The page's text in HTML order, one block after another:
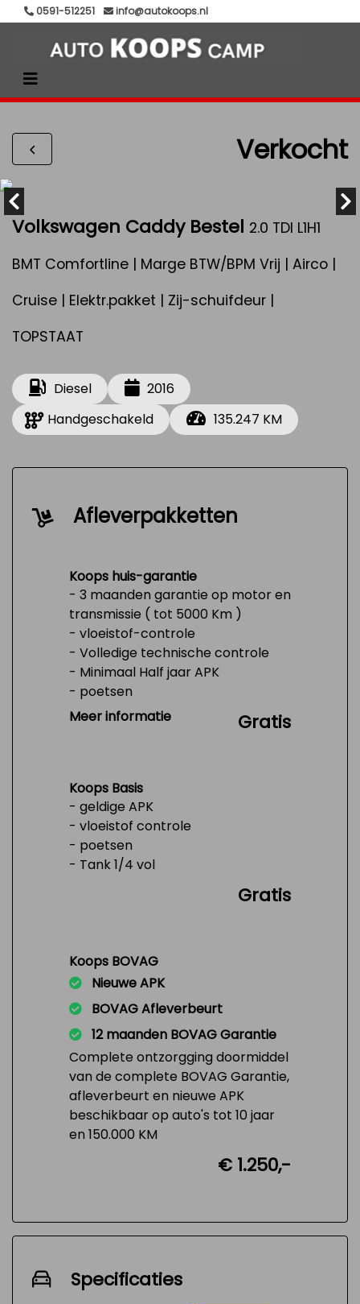
0591-512251 info@autokoops.nl
Verkocht
Volkswagen Caddy Bestel 2.0 TDI L1H1
BMT Comfortline | Marge BTW/BPM Vrij | Airco |
Cruise | Elektr.pakket | Zij-schuifdeur |
TOPSTAAT
Diesel
2016
Handgeschakeld
135.247 KM
Afleverpakketten
Koops huis-garantie
- 3 maanden garantie op motor en
transmissie ( tot 5000 Km )
- vloeistof-controle
- Volledige technische controle
- Minimaal Half jaar APK
- poetsen
- Tank 1/4 vol
Meer informatie Gratis
Koops Basis
- geldige APK
- vloeistof controle
- poetsen
- Tank 1/4 vol
Gratis
Koops BOVAG
Nieuwe APK
BOVAG Afleverbeurt
12 maanden BOVAG Garantie
Complete ontzorgging doormiddel
van de complete BOVAG Garantie,
afleverbeurt en nieuwe APK
beschikbaar op auto's tot 10 jaar
en 150.000 KM
€ 1.250,-
Specificaties